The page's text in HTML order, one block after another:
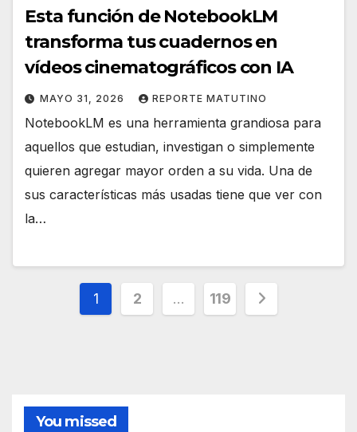
Esta función de NotebookLM
transforma tus cuadernos en
vídeos cinematográficos con IA
MAYO 31, 2026 REPORTE MATUTINO
NotebookLM es una herramienta grandiosa para
aquellos que estudian, investigan o simplemente
quieren agregar mayor orden a su vida. Una de
sus características más usadas tiene que ver con
la…
Paginación
1 2 … 119
You missed